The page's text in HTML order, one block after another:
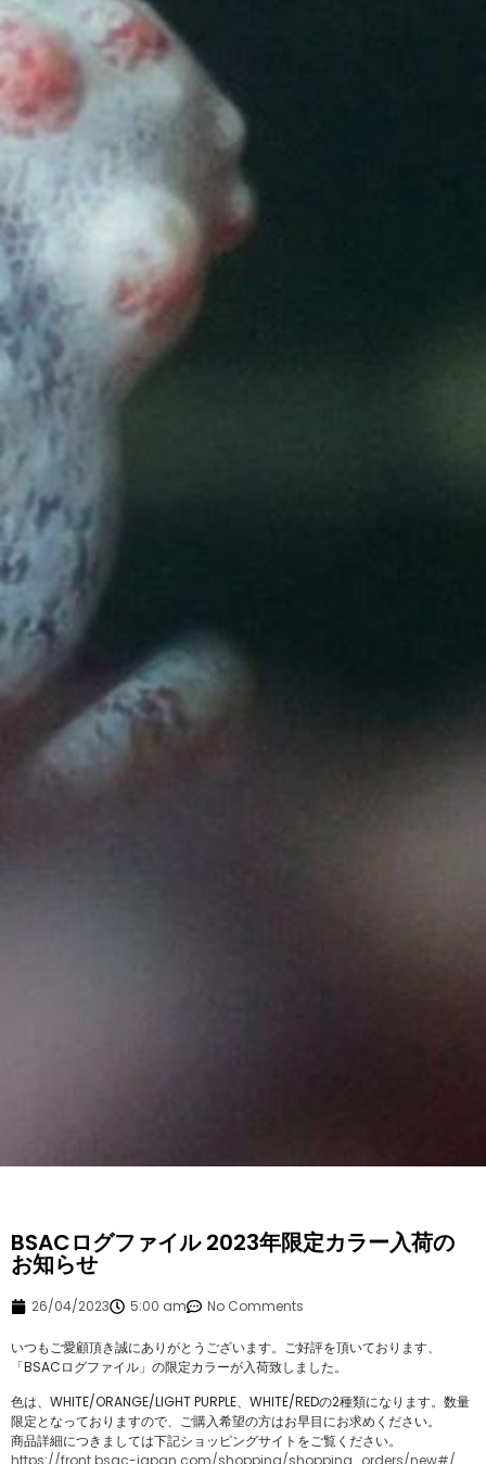
BSACログファイル 2023年限定カラー入荷の
お知らせ
26/04/2023 5:00 am No Comments
いつもご愛顧頂き誠にありがとうございます。ご好評を頂いております、
「BSACログファイル」の限定カラーが入荷致しました。
色は、WHITE/ORANGE/LIGHT PURPLE、WHITE/REDの2種類になります。数量
限定となっておりますので、ご購入希望の方はお早目にお求めください。
商品詳細につきましては下記ショッピングサイトをご覧ください。
https://front.bsac-japan.com/shopping/shopping_orders/new#/